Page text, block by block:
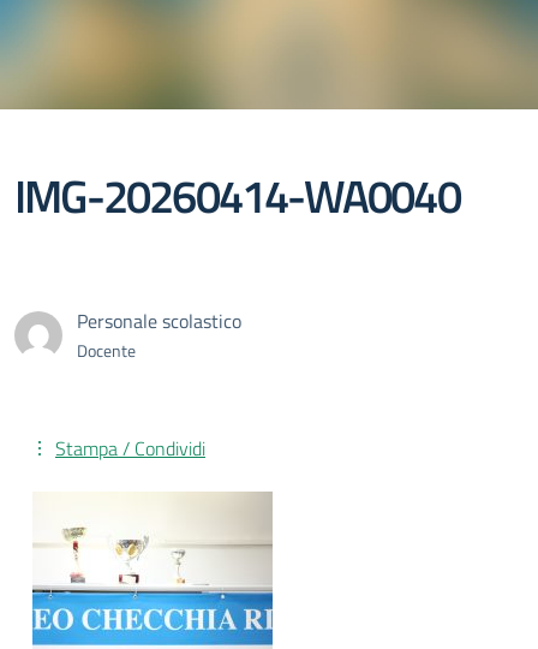
IMG-20260414-WA0040
Personale scolastico
Docente
Stampa / Condividi